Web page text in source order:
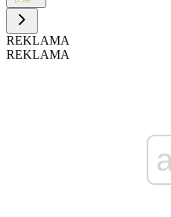
REKLAMA
REKLAMA